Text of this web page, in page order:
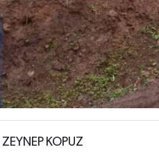
ZEYNEP KOPUZ